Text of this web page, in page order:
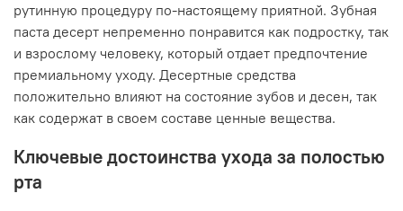
рутинную процедуру по-настоящему приятной. Зубная
паста десерт непременно понравится как подростку, так
и взрослому человеку, который отдает предпочтение
премиальному уходу. Десертные средства
положительно влияют на состояние зубов и десен, так
как содержат в своем составе ценные вещества.
Ключевые достоинства ухода за полостью
рта